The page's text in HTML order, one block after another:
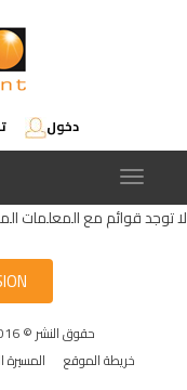
دخول
Toggle
navigation
لا توجد قوائم مع المعلمات
حقوق النشر © 2016 المركز العربي لأعمال خدمات التوظيف
خريطة الموقع
المسيرة